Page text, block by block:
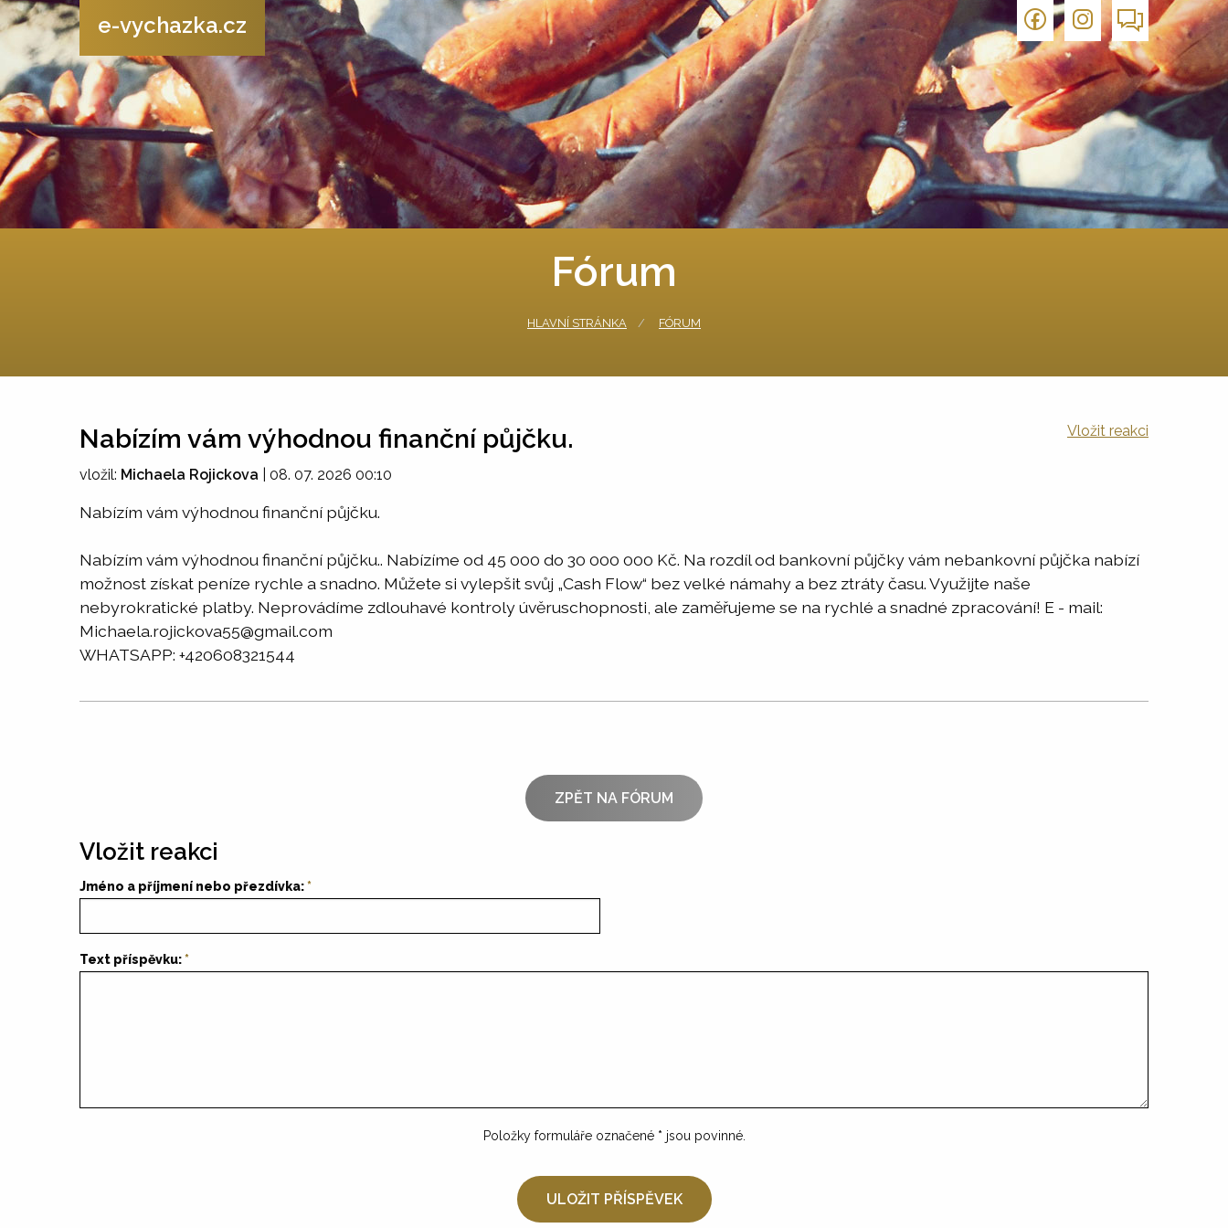
e-vychazka.cz
Fórum
HLAVNÍ STRÁNKA FÓRUM
Nabízím vám výhodnou finanční půjčku. Vložit reakci
vložil: Michaela Rojickova 08. 07. 2026 00:10
Nabízím vám výhodnou finanční půjčku.
Nabízím vám výhodnou finanční půjčku.. Nabízíme od 45 000 do 30 000 000 Kč. Na rozdíl od bankovní půjčky vám nebankovní půjčka nabízí
možnost získat peníze rychle a snadno. Můžete si vylepšit svůj „Cash Flow“ bez velké námahy a bez ztráty času. Využijte naše
nebyrokratické platby. Neprovádíme zdlouhavé kontroly úvěruschopnosti, ale zaměřujeme se na rychlé a snadné zpracování! E - mail:
Michaela.rojickova55@gmail.com
WHATSAPP: +420608321544
ZPĚT NA FÓRUM
Vložit reakci
Jméno a příjmení nebo přezdívka:
Text příspěvku:
Položky formuláře označené * jsou povinné.